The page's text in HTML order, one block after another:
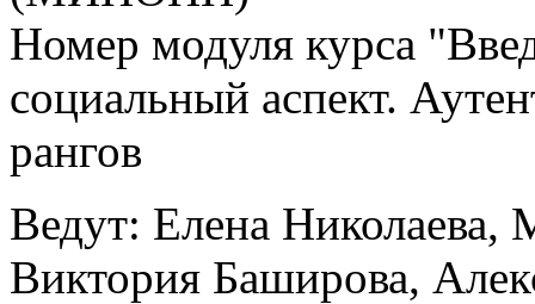
Номер модуля курса
социальный аспект.
рангов
Ведут: Елена Николаева,
Виктория Баширова,